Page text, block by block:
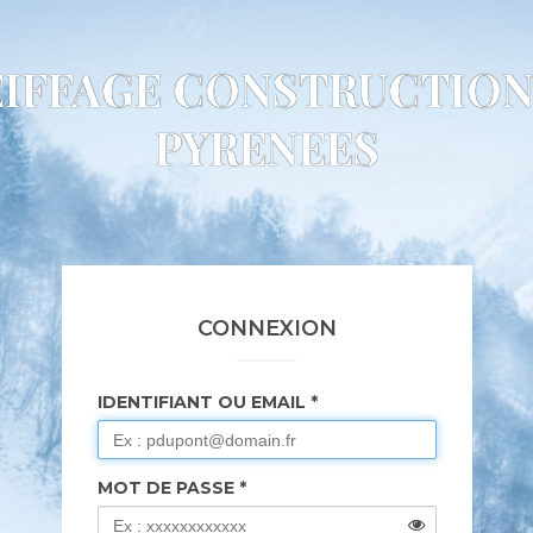
PYRENEES
CONNEXION
IDENTIFIANT OU EMAIL
MOT DE PASSE